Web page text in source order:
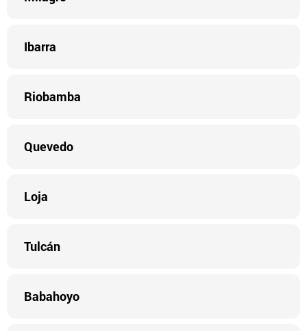
Ibarra
Riobamba
Quevedo
Loja
Tulcán
Babahoyo